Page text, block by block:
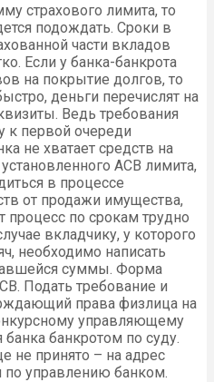
страхового лимита, то
подождать. Сроки в
части вкладов
Если у банка-банкрота
на покрытие долгов, то
деньги перечислят на
Ведь требования
к первой очереди
не хватает средств на
АСВ лимита,
в процессе
от продажи имущества,
процесс по срокам трудно
вкладчику, у которого
необходимо написать
суммы. Форма
Подать требование и
права физлица на
управляющему
банкротом по суду.
не принято – на адрес
управлению банком.